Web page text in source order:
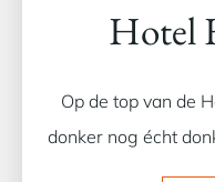
Hotel
Op de top van de
donker nog écht